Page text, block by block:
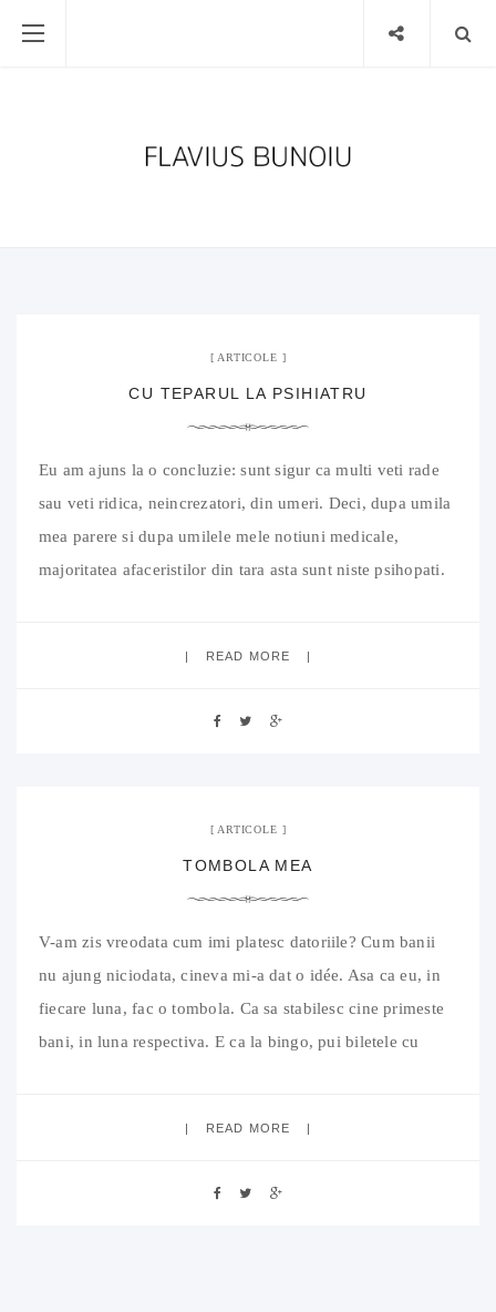
ARTICOLE
CU TEPARUL LA PSIHIATRU
Eu am ajuns la o concluzie: sunt sigur ca multi veti rade
sau veti ridica, neincrezatori, din umeri. Deci, dupa umila
mea parere si dupa umilele mele notiuni medicale,
majoritatea afaceristilor din tara asta sunt niste psihopati.
READ MORE
ARTICOLE
TOMBOLA MEA
V-am zis vreodata cum imi platesc datoriile? Cum banii
nu ajung niciodata, cineva mi-a dat o idée. Asa ca eu, in
fiecare luna, fac o tombola. Ca sa stabilesc cine primeste
bani, in luna respectiva. E ca la bingo, pui biletele cu
READ MORE